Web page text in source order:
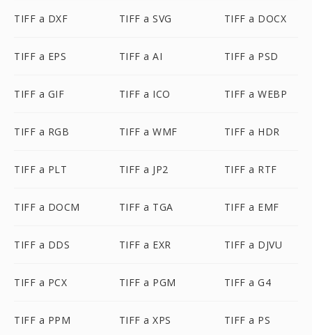
TIFF a DXF TIFF a SVG TIFF a DOCX
TIFF a EPS TIFF a AI TIFF a PSD
TIFF a GIF TIFF a ICO TIFF a WEBP
TIFF a RGB TIFF a WMF TIFF a HDR
TIFF a PLT TIFF a JP2 TIFF a RTF
TIFF a DOCM TIFF a TGA TIFF a EMF
TIFF a DDS TIFF a EXR TIFF a DJVU
TIFF a PCX TIFF a PGM TIFF a G4
TIFF a PPM TIFF a XPS TIFF a PS